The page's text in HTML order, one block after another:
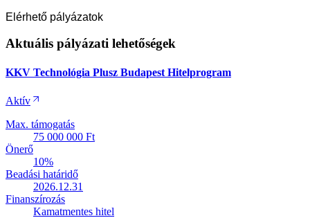
Elérhető pályázatok
Aktuális pályázati lehetőségek
KKV Technológia Plusz Budapest Hitelprogram
Aktív
Max. támogatás
75 000 000 Ft
Önerő
10%
Beadási határidő
2026.12.31
Finanszírozás
Kamatmentes hitel